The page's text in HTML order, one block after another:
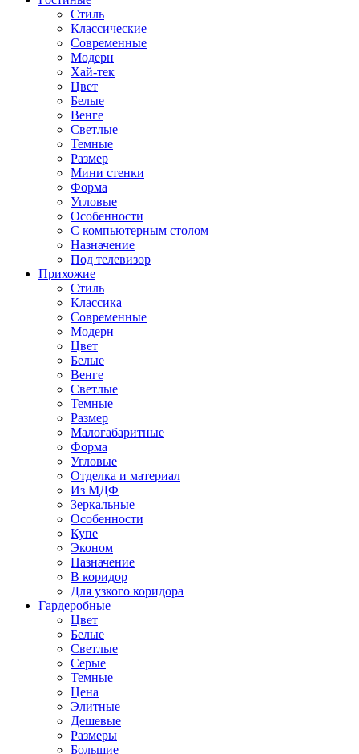
Стиль
Классические
Современные
Модерн
Хай-тек
Цвет
Белые
Венге
Светлые
Темные
Размер
Мини стенки
Форма
Угловые
Особенности
С компьютерным столом
Назначение
Под телевизор
Прихожие
Стиль
Классика
Современные
Модерн
Цвет
Белые
Венге
Светлые
Темные
Размер
Малогабаритные
Форма
Угловые
Отделка и материал
Из МДФ
Зеркальные
Особенности
Купе
Эконом
Назначение
В коридор
Для узкого коридора
Гардеробные
Цвет
Белые
Светлые
Серые
Темные
Цена
Элитные
Дешевые
Размеры
Большие